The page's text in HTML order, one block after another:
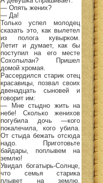
— Опять жених?
— Да!
Только успел молодец
сказать это, как вылетел
из полога кувырком.
Летит и думает, как бы
поступил на его месте
Сохолылан? Пришел
домой хромая.
Рассердился старик отец
красавицы, позвал своих
двенадцать сыновей и
говорит им:
— Мне стыдно жить на
небе! Сколько женихов
погубила дочь —кого
покалечила, кого убила.
От стыда бежать отсюда
надо. Приготовьте
байдары, поплывем на
землю!
Увидал богатырь-Солнце,
что семья старика
плывет на землю.